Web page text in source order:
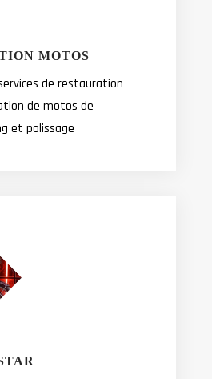
MOTOS
de restauration
de motos de
et polissage